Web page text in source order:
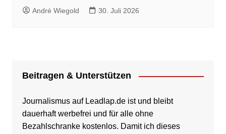
André Wiegold 30. Juli 2026
Beitragen & Unterstützen
Journalismus auf Leadlap.de ist und bleibt
dauerhaft werbefrei und für alle ohne
Bezahlschranke kostenlos. Damit ich dieses